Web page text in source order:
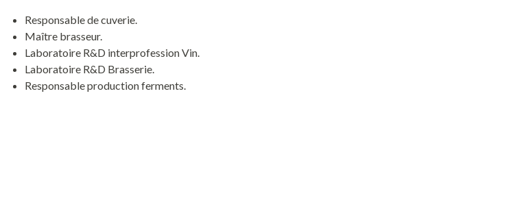
Responsable de cuverie.
Maître brasseur.
Laboratoire R&D interprofession Vin.
Laboratoire R&D Brasserie.
Responsable production ferments.